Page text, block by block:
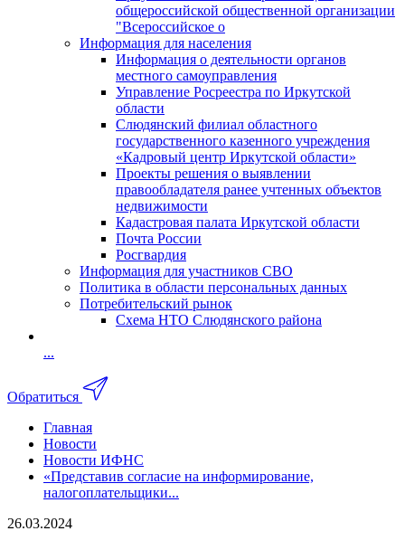
общероссийской общественной организации
"Всероссийское о
Информация для населения
Информация о деятельности органов
местного самоуправления
Управление Росреестра по Иркутской
области
Слюдянский филиал областного
государственного казенного учреждения
«Кадровый центр Иркутской области»
Проекты решения о выявлении
правообладателя ранее учтенных объектов
недвижимости
Кадастровая палата Иркутской области
Почта России
Росгвардия
Информация для участников СВО
Политика в области персональных данных
Потребительский рынок
Схема НТО Слюдянского района
...
Обратиться
Главная
Новости
Новости ИФНС
«Представив согласие на информирование,
налогоплательщики...
26.03.2024